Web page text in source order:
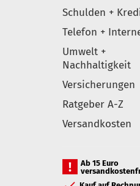
Schulden +
Telefon +
Umwelt +
Nachhaltigkeit
Versicherungen
Ratgeber A-Z
Versandkosten
Ab 15 Euro